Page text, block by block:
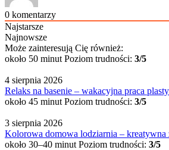
0 komentarzy
Najstarsze
Najnowsze
Może zainteresują Cię również:
około 50 minut Poziom trudności: 3/5
4 sierpnia 2026
Relaks na basenie – wakacyjna praca
około 45 minut Poziom trudności: 3/5
3 sierpnia 2026
Kolorowa domowa lodziarnia – kreatywna
około 30–40 minut Poziom trudności: 3/5